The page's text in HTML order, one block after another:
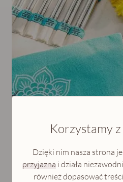
Brak
Zestaw drutów
Set
Korzystamy z
Dzięki nim nasza strona
przyjazna i działa
również dopasować